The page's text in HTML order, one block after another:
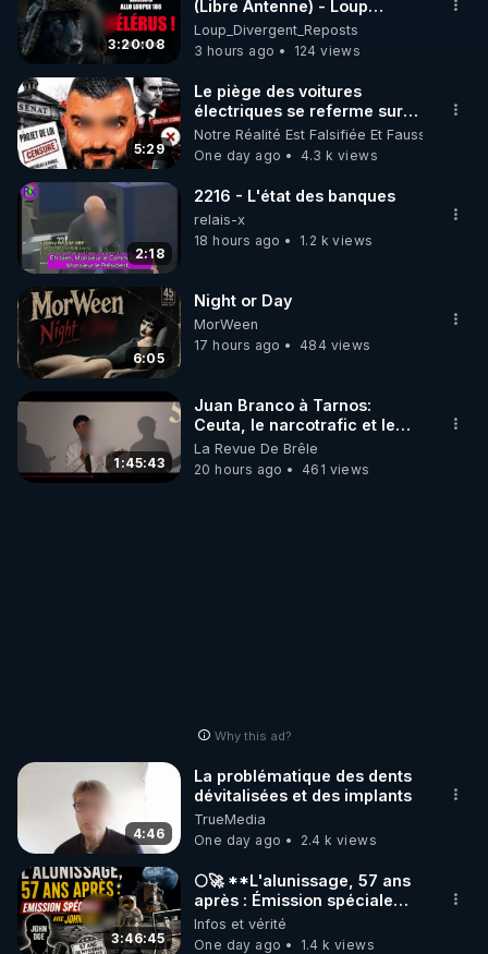
▶ 30 jours gratuit sur l’application de méditation et
de bien-être ENVOL :
Rendez-vous sur https://www.envol.app/code
le code : REGENERE
3:20:08
(Libre Antenne) - Loup
Divergent 2026.08.06
Loup_Divergent_Reposts
3 hours ago
124 views
5:29
Le piège des voitures
électriques se referme sur
les usagers !
Notre Réalité Est Falsifiée Et Fausse
One day ago
4.3 k views
2:18
2216 - L'état des banques
relais-x
18 hours ago
1.2 k views
6:05
Night or Day
MorWeen
17 hours ago
484 views
1:45:43
Juan Branco à Tarnos:
Ceuta, le narcotrafic et le
pouvoir en France
La Revue De Brêle
20 hours ago
461 views
Why this ad?
4:46
La problématique des dents
dévitalisées et des implants
TrueMedia
One day ago
2.4 k views
3:46:45
🌕🚀 **L'alunissage, 57 ans
après : Émission spéciale
avec John Doe !** 👨 🚀✨
Infos et vérité
One day ago
1.4 k views